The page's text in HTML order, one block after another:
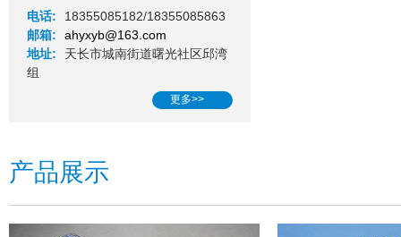
电话:
18355085182/18355085863
邮箱:
ahyxyb@163.com
地址:
天长市城南街道曙光社区邱湾
组
更多>>
产品展示